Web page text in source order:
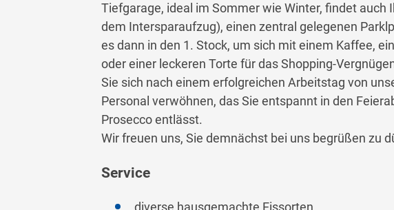
Tiefgarage, ideal im Sommer wie Winter, findet auch
dem Intersparaufzug), einen zentral gelegenen
es dann in den 1. Stock, um sich mit einem Kaffee,
oder einer leckeren Torte für das Shopping-
Sie sich nach einem erfolgreichen Arbeitstag von
Personal verwöhnen, das Sie entspannt in den
Prosecco entlässt.
Wir freuen uns, Sie demnächst bei uns begrüßen zu
Service
diverse hausgemachte Eissorten